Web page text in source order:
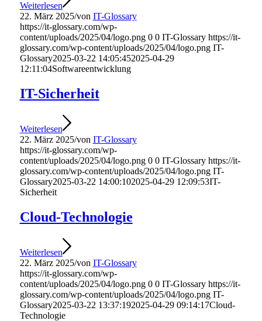
Weiterlesen
22. März 2025/von IT-Glossary
https://it-glossary.com/wp-
content/uploads/2025/04/logo.png 0 0 IT-Glossary https://it-
glossary.com/wp-content/uploads/2025/04/logo.png IT-
Glossary2025-03-22 14:05:452025-04-29
12:11:04Softwareentwicklung
IT-Sicherheit
Weiterlesen
22. März 2025/von IT-Glossary
https://it-glossary.com/wp-
content/uploads/2025/04/logo.png 0 0 IT-Glossary https://it-
glossary.com/wp-content/uploads/2025/04/logo.png IT-
Glossary2025-03-22 14:00:102025-04-29 12:09:53IT-
Sicherheit
Cloud-Technologie
Weiterlesen
22. März 2025/von IT-Glossary
https://it-glossary.com/wp-
content/uploads/2025/04/logo.png 0 0 IT-Glossary https://it-
glossary.com/wp-content/uploads/2025/04/logo.png IT-
Glossary2025-03-22 13:37:192025-04-29 09:14:17Cloud-
Technologie